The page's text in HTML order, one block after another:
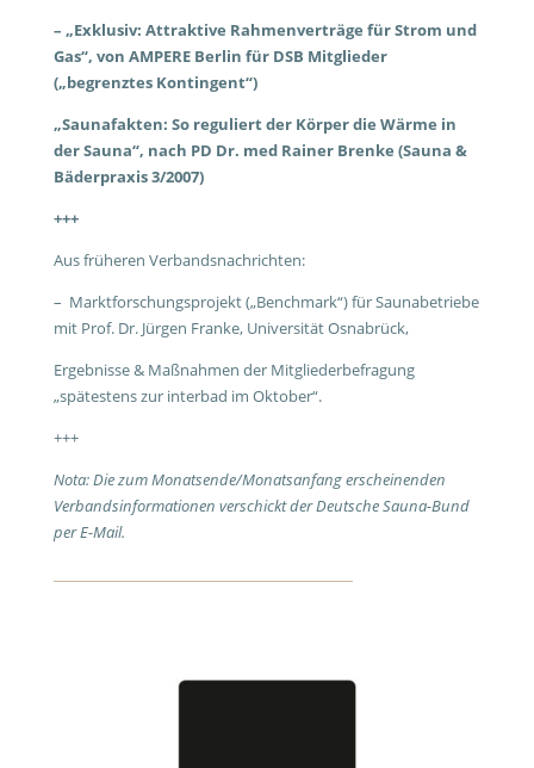
– „Exklusiv: Attraktive Rahmenverträge für Strom und
Gas“, von AMPERE Berlin für DSB Mitglieder
(„begrenztes Kontingent“)
„Saunafakten: So reguliert der Körper die Wärme in
der Sauna“, nach PD Dr. med Rainer Brenke (Sauna &
Bäderpraxis 3/2007)
+++
Aus früheren Verbandsnachrichten:
– Marktforschungsprojekt („Benchmark“) für Saunabetriebe
mit Prof. Dr. Jürgen Franke, Universität Osnabrück,
Ergebnisse & Maßnahmen der Mitgliederbefragung
„spätestens zur interbad im Oktober“.
+++
Nota: Die zum Monatsende/Monatsanfang erscheinenden
Verbandsinformationen verschickt der Deutsche Sauna-Bund
per E-Mail.